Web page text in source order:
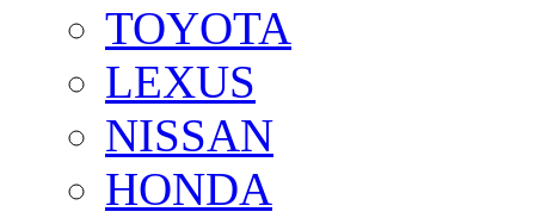
TOYOTA
LEXUS
NISSAN
HONDA